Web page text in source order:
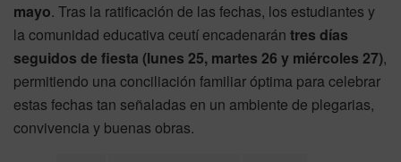
mayo. Tras la ratificación de las fechas, los estudiantes y
la comunidad educativa ceutí encadenarán tres días
seguidos de fiesta (lunes 25, martes 26 y miércoles 27),
permitiendo una conciliación familiar óptima para celebrar
estas fechas tan señaladas en un ambiente de plegarias,
convivencia y buenas obras.